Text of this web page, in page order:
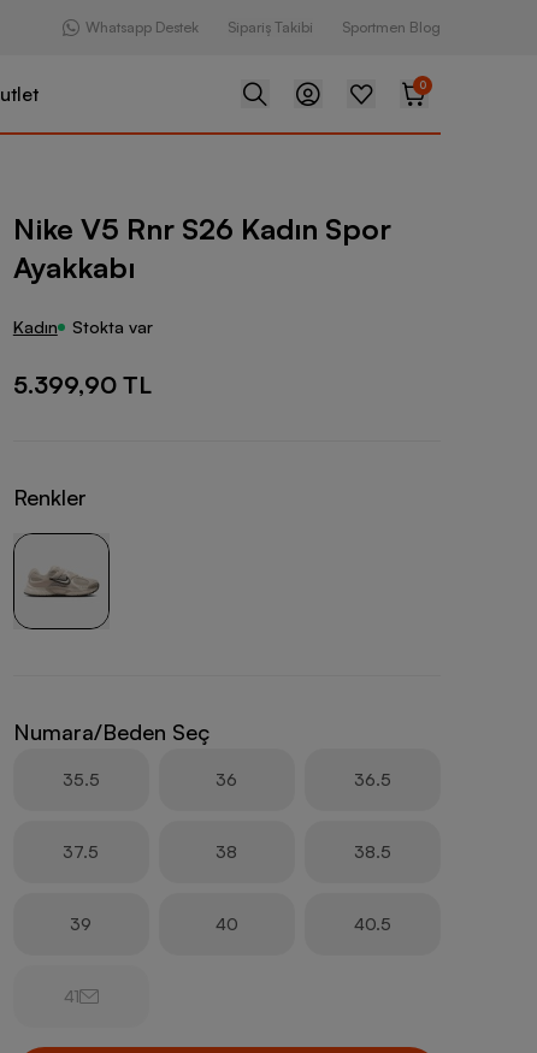
Whatsapp Destek Sipariş Takibi Sportmen Blog
0
Kadın Spor Ayakkabı
Nike V5 Rnr S26 Kadın Spor
Ayakkabı
Kadın Stokta var
5.399,90 TL
Renkler
Numara/Beden Seç
35.5 36 36.5
37.5 38 38.5
39 40 40.5
41